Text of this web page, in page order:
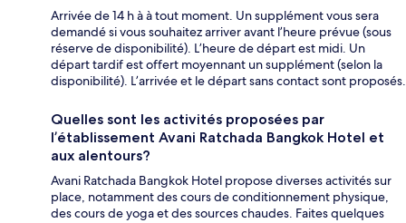
Arrivée de 14 h à à tout moment. Un supplément vous sera
demandé si vous souhaitez arriver avant l’heure prévue (sous
réserve de disponibilité). L’heure de départ est midi. Un
départ tardif est offert moyennant un supplément (selon la
disponibilité). L’arrivée et le départ sans contact sont proposés.
Quelles sont les activités proposées par
l’établissement Avani Ratchada Bangkok Hotel et
aux alentours?
Avani Ratchada Bangkok Hotel propose diverses activités sur
place, notamment des cours de conditionnement physique,
des cours de yoga et des sources chaudes. Faites quelques